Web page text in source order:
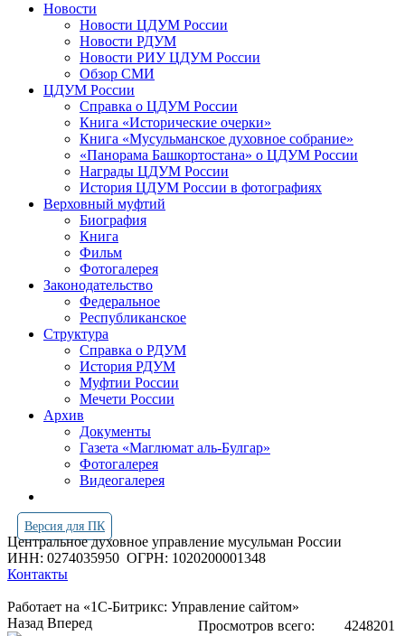
Новости
Новости ЦДУМ России
Новости РДУМ
Новости РИУ ЦДУМ России
Обзор СМИ
ЦДУМ России
Справка о ЦДУМ России
Книга «Исторические очерки»
Книга «Мусульманское духовное собрание»
«Панорама Башкортостана» о ЦДУМ России
Награды ЦДУМ России
История ЦДУМ России в фотографиях
Верховный муфтий
Биография
Книга
Фильм
Фотогалерея
Законодательство
Федеральное
Республиканское
Структура
Справка о РДУМ
История РДУМ
Муфтии России
Мечети России
Архив
Документы
Газета «Маглюмат аль-Булгар»
Фотогалерея
Видеогалерея
Версия для ПК
Центральное духовное управление мусульман России
ИНН: 0274035950 ОГРН: 1020200001348
Контакты
Работает на «1С-Битрикс: Управление сайтом»
Просмотров всего:
4248201
Назад Вперед